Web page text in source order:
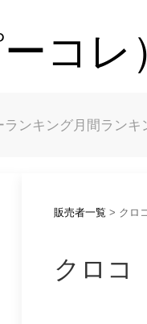
コレ
ランキング月間ランキ
販売者一覧 > クロ
クロコ